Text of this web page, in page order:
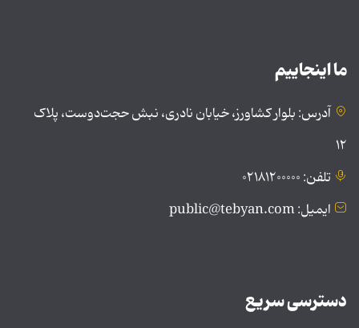
ما اینجاییم
آدرس: بلوار کشاورز، خیابان نادری، نبش حجت‌دوست، پلاک
۱۲
تلفن: ۰۲۱۸۱۲۰۰۰۰۰
ایمیل: public@tebyan.com
دسترسی سریع